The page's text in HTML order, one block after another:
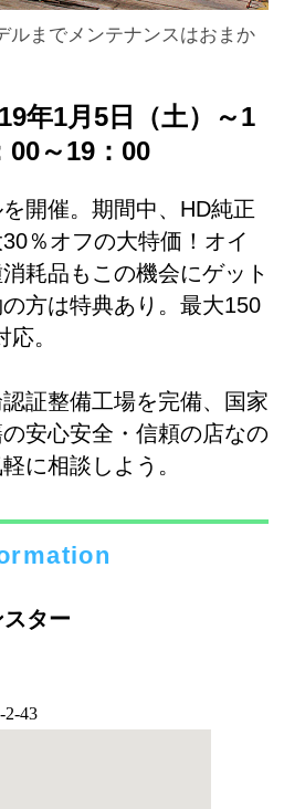
ルまでメンテナンスはおまか
年1月5日（土）～1
00～19：00
開催。期間中、HD純正
％オフの大特価！オイ
耗品もこの機会にゲット
方は特典あり。最大150
。
証整備工場を完備、国家
安心安全・信頼の店なの
に相談しよう。
ター